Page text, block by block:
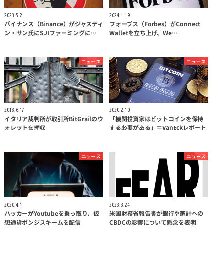
2023.5.2
バイナンス（Binance）がジャスティ
ン・サン氏にSUIファーミングに…
2024.1.19
フォーブス（Forbes）がConnect
Walletを立ち上げ、We…
ニュース
2018.6.17
イタリア裁判所が取引所BitGrailのウ
ォレットを押収
ニュース
2020.2.10
「機関投資家はビットコインを保持
する必要がある」＝VanEckレポート
ニュース
2020.4.1
ハッカーがYoutubeを乗っ取り、仮
想通貨ポンジスキームを配信
ニュース
2023.3.24
米国財務省報告書が銀行や家計への
CBDCの影響について懸念を表明